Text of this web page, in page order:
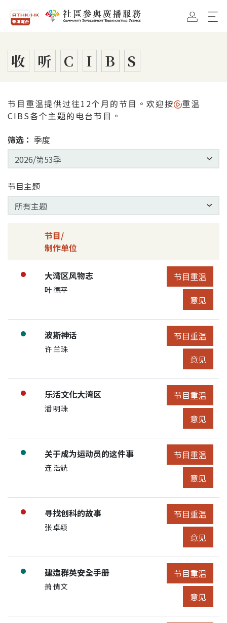
香港电台首页社区参与广播服务首页
收 听 C I B S
节目重温提供过往12个月的节目。欢迎按
重温
CIBS各个主题的电台节目。
筛选： 季度
节目主题
节目详细控制
节目/
制作单位
●
展开节目详细
节目:
大湾区风物志
申请人/团体:
叶 德平
节目重温
节目重温
节目意见
意见
●
展开节目详细
节目:
波斯神话
申请人/团体:
许 兰珠
节目重温
节目重温
节目意见
意见
●
展开节目详细
节目:
乐活文化大湾区
申请人/团体:
潘 明珠
节目重温
节目重温
节目意见
意见
●
展开节目详细
节目:
关于成为运动员的这件事
申请人/团体:
连 浩兟
节目重温
节目重温
节目意见
意见
●
展开节目详细
节目:
寻找创科的故事
申请人/团体:
张 卓颖
节目重温
节目重温
节目意见
意见
●
展开节目详细
节目:
建造群英安全手册
申请人/团体:
萧 倩文
节目重温
节目重温
节目意见
意见